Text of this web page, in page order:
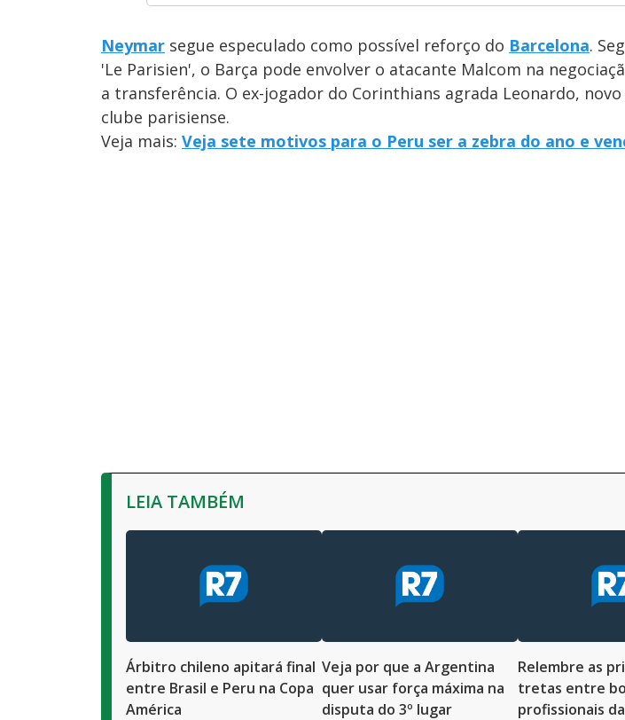
Neymar segue especulado como possível reforço do Barcelona.
'Le Parisien', o Barça pode envolver o atacante Malcom na
a transferência. O ex-jogador do Corinthians agrada Leonardo,
clube parisiense.
Veja mais: Veja sete motivos para o Peru ser a zebra do ano e
LEIA TAMBÉM
Árbitro chileno apitará final
entre Brasil e Peru na Copa
América
Veja por que a Argentina
quer usar força máxima na
disputa do 3º lugar
Relembre as
tretas entre
profissionais